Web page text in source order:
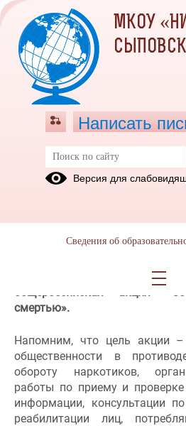
АНТИНАРКО
В Пермском крае
общероссийская акция
смертью».
Напомним, что цель акции –
общественности в
обороту наркотиков,
работы по приему и проверке
информации, консультации
реабилитации лиц,
МКОУ
Написать
Версия для
Сведения об